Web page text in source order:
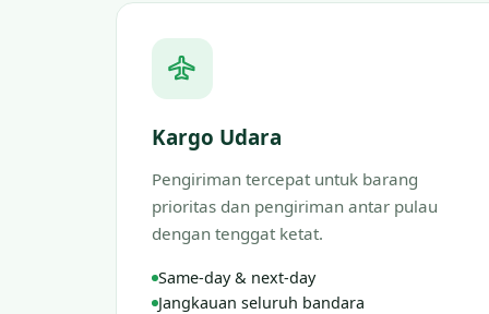
Kargo Udara
Pengiriman tercepat untuk barang
prioritas dan pengiriman antar pulau
dengan tenggat ketat.
Same-day & next-day
Jangkauan seluruh bandara